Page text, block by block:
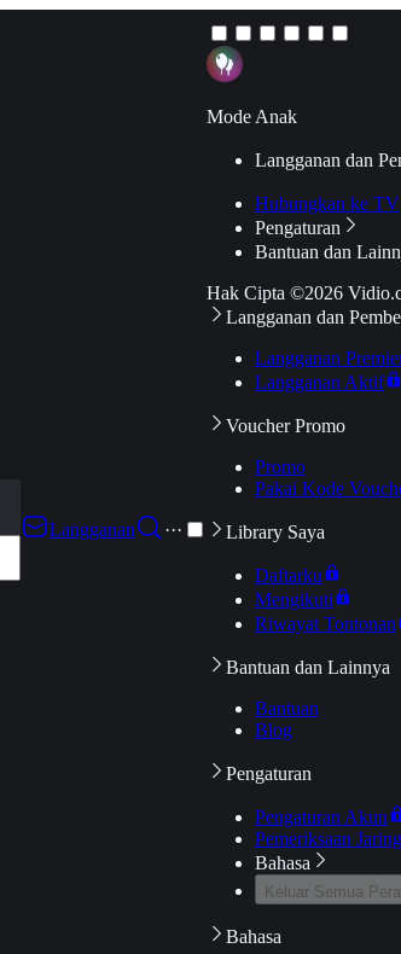
Langganan
···
Mode Anak
Langganan dan
Hubungkan ke TV
Pengaturan
Bantuan dan
Hak Cipta ©2026
Langganan dan
Langganan
Langganan Aktif
Voucher Promo
Promo
Pakai Kode
Library Saya
Daftarku
Mengikuti
Riwayat Tontonan
Bantuan dan Lainnya
Bantuan
Blog
Pengaturan
Pengaturan Akun
Pemeriksaan
Bahasa
Keluar Semua
Bahasa